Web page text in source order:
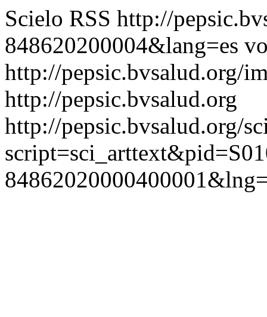
Scielo RSS http://
848620200004&lang=es
http://pepsic.bvsalud.org/
http://pepsic.bvsalud.org
http://pepsic.bvsalud.org/